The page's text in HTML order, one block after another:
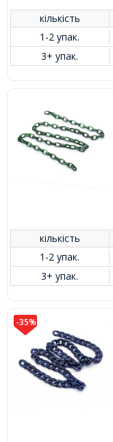
кількість
1-2 упак.
3+ упак.
кількість
1-2 упак.
3+ упак.
-35%